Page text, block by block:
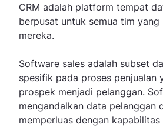
CRM adalah platform tempat
berpusat untuk semua tim
mereka.
Software sales adalah subset
spesifik pada proses penjualan
prospek menjadi pelanggan.
mengandalkan data pelanggan
memperluas dengan